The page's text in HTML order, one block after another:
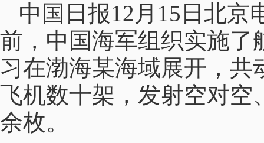
中国日报12月15日北京
前，中国海军组织实施了
习在渤海某海域展开，
飞机数十架，发射空对空
余枚。